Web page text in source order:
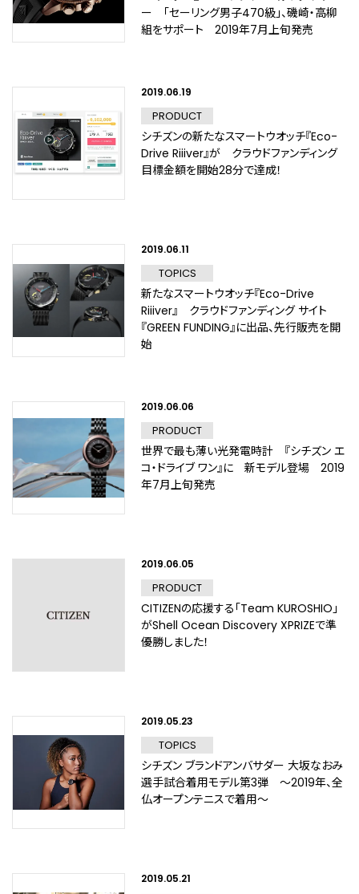
ー 「セーリング男子470級」、磯崎・高柳
組をサポート 2019年7月上旬発売
2019.06.19
PRODUCT
シチズンの新たなスマートウオッチ『Eco-
Drive Riiiver』が クラウドファンディング
目標金額を開始28分で達成！
2019.06.11
TOPICS
新たなスマートウオッチ『Eco-Drive
Riiiver』 クラウドファンディング サイト
『GREEN FUNDING』に出品、先行販売を開
始
2019.06.06
PRODUCT
世界で最も薄い光発電時計 『シチズン エ
コ・ドライブ ワン』に 新モデル登場 2019
年7月上旬発売
2019.06.05
PRODUCT
CITIZENの応援する「Team KUROSHIO」
がShell Ocean Discovery XPRIZEで準
優勝しました！
2019.05.23
TOPICS
シチズン ブランドアンバサダー 大坂なおみ
選手試合着用モデル第3弾 ～2019年、全
仏オープンテニスで着用～
2019.05.21